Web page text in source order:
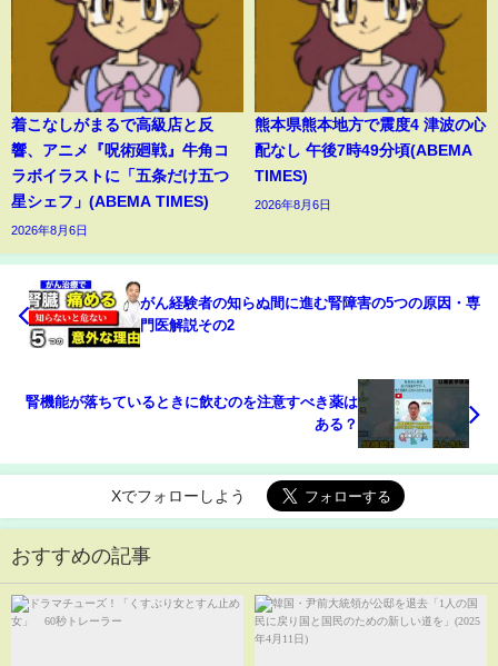
着こなしがまるで高級店と反
響、アニメ『呪術廻戦』牛角コ
ラボイラストに「五条だけ五つ
星シェフ」(ABEMA TIMES)
2026年8月6日
熊本県熊本地方で震度4 津波の心
配なし 午後7時49分頃(ABEMA
TIMES)
2026年8月6日
がん経験者の知らぬ間に進む腎障害の5つの原因・専
門医解説その2
腎機能が落ちているときに飲むのを注意すべき薬は
ある？
Xでフォローしよう
おすすめの記事